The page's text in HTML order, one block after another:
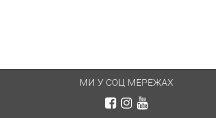
МИ У СОЦ МЕРЕЖАХ